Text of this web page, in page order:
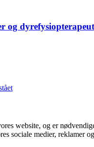
website, og er
medier, reklamer